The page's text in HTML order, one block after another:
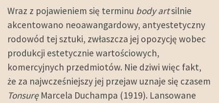
Wraz z pojawieniem się terminu body artsilnie
akcentowano neoawangardowy, antyestetyczny
rodowód tej sztuki, zwłaszcza jej opozycję wobec
produkcji estetycznie wartościowych,
komercyjnych przedmiotów. Nie dziwi więc fakt,
że za najwcześniejszy jej przejaw uznaje się czasem
TonsuręMarcela Duchampa (1919). Lansowane